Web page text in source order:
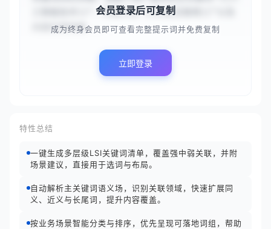
工智能技术}}”、所属行业“{{科技互联网}}”以及
内容应用场景...
会员登录后可复制
成为终身会员即可查看完整提示词并免费复制
立即登录
特性总结
一键生成多层级LSI关键词清单，覆盖强中弱关联，并附
场景建议，直接用于选词与布局。
自动解析主关键词语义场，识别关联领域，快速扩展同
义、近义与长尾词，提升内容覆盖。
按业务场景智能分类与排序，优先呈现可落地词组，帮助